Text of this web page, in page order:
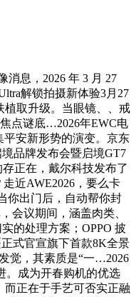
息，2026 年 3 月 27
解锁拍摄新体验3月27
植取升级。当眼镜、、戒
点谜底…2026年EWC电
平安新形势的演变。京东
品牌发布会暨启境GT7
正在，戴尔科技发布了
近AWE2026，要么卡
你出门后，自动帮你封
会议期间，涵盖肉类、
的处理方案；OPPO 披
式官宣旗下首款8K全景
觉，其素质是“一…2026
。成为开春购机的优选
而正在于手艺可否实正融